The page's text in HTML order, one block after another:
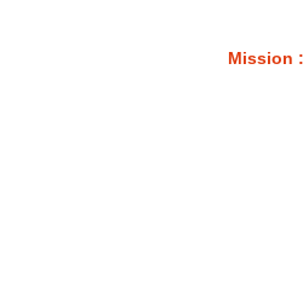
Mission :